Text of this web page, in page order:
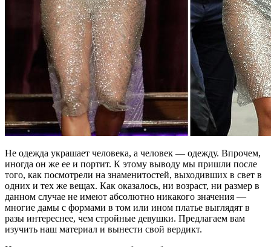
Не одежда украшает человека, а человек — одежду. Впрочем,
иногда он же ее и портит. К этому выводу мы пришли после
того, как посмотрели на знаменитостей, выходивших в свет в
одних и тех же вещах. Как оказалось, ни возраст, ни размер в
данном случае не имеют абсолютно никакого значения —
многие дамы с формами в том или ином платье выглядят в
разы интереснее, чем стройные девушки. Предлагаем вам
изучить наш материал и вынести свой вердикт.